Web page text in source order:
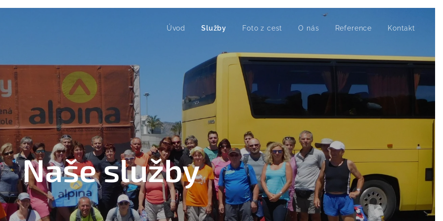
Úvod Služby Foto z cest O nás Reference Kontakt
Naše služby